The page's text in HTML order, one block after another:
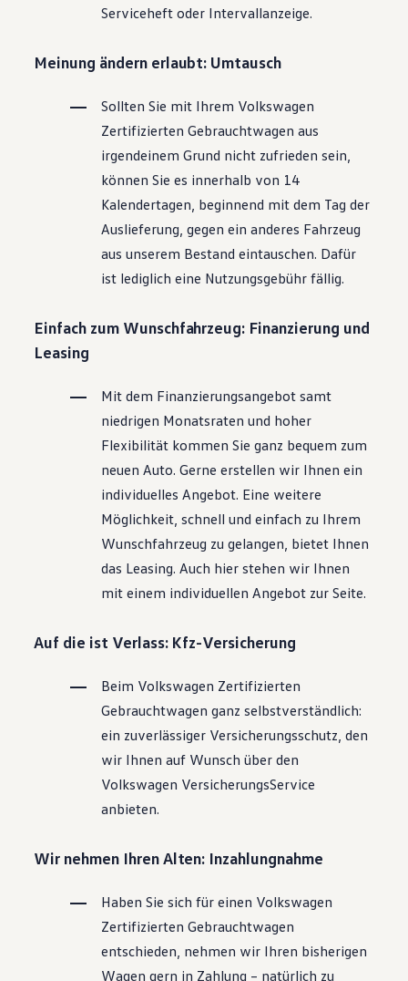
Magazin
Familie
Volkswagen R
Pannen- und Unfallhilfe
Volkswagen Kundenbetreuung
Serviceheft oder Intervallanzeige.
Meinung ändern erlaubt: Umtausch
Sollten Sie mit Ihrem Volkswagen
Zertifizierten Gebrauchtwagen aus
irgendeinem Grund nicht zufrieden sein,
können Sie es innerhalb von 14
Kalendertagen, beginnend mit dem Tag der
Auslieferung, gegen ein anderes Fahrzeug
aus unserem Bestand eintauschen. Dafür
ist lediglich eine Nutzungsgebühr fällig.
Einfach zum Wunschfahrzeug: Finanzierung und
Leasing
Mit dem Finanzierungsangebot samt
niedrigen Monatsraten und hoher
Flexibilität kommen Sie ganz bequem zum
neuen Auto. Gerne erstellen wir Ihnen ein
individuelles Angebot. Eine weitere
Möglichkeit, schnell und einfach zu Ihrem
Wunschfahrzeug zu gelangen, bietet Ihnen
das Leasing. Auch hier stehen wir Ihnen
mit einem individuellen Angebot zur Seite.
Auf die ist Verlass: Kfz-Versicherung
Beim Volkswagen Zertifizierten
Gebrauchtwagen ganz selbstverständlich:
ein zuverlässiger Versicherungsschutz, den
wir Ihnen auf Wunsch über den
Volkswagen VersicherungsService
anbieten.
Wir nehmen Ihren Alten: Inzahlungnahme
Haben Sie sich für einen Volkswagen
Zertifizierten Gebrauchtwagen
entschieden, nehmen wir Ihren bisherigen
Wagen gern in Zahlung – natürlich zu